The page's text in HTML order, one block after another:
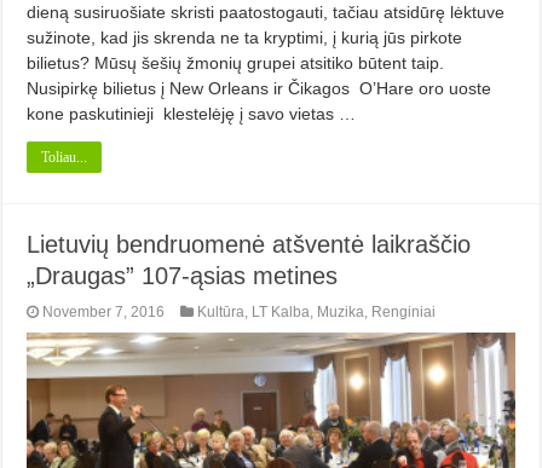
dieną susiruošiate skristi paatostogauti, tačiau atsidūrę lėktuve
sužinote, kad jis skrenda ne ta kryptimi, į kurią jūs pirkote
bilietus? Mūsų šešių žmonių grupei atsitiko būtent taip.
Nusipirkę bilietus į New Orleans ir Čikagos O’Hare oro uoste
kone paskutinieji klestelėję į savo vietas …
Toliau...
Lietuvių bendruomenė atšventė laikraščio
„Draugas” 107-ąsias metines
November 7, 2016 Kultūra, LT Kalba, Muzika, Renginiai